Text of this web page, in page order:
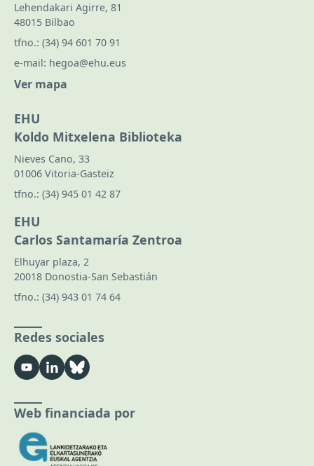
Lehendakari Agirre, 81
48015 Bilbao
tfno.: (34) 94 601 70 91
e-mail: hegoa@ehu.eus
Ver mapa
EHU
Koldo Mitxelena Biblioteka
Nieves Cano, 33
01006 Vitoria-Gasteiz
tfno.: (34) 945 01 42 87
EHU
Carlos Santamaría Zentroa
Elhuyar plaza, 2
20018 Donostia-San Sebastián
tfno.: (34) 943 01 74 64
Redes sociales
Web financiada por